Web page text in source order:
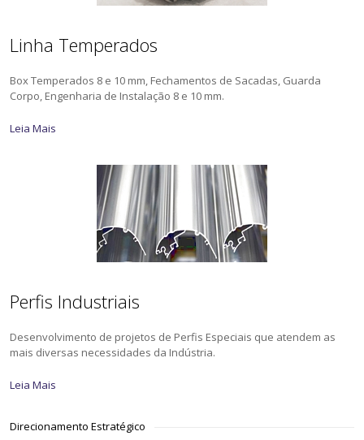
Linha Temperados
Box Temperados 8 e 10 mm, Fechamentos de Sacadas, Guarda
Corpo, Engenharia de Instalação 8 e 10 mm.
Leia Mais
Perfis Industriais
Desenvolvimento de projetos de Perfis Especiais que atendem as
mais diversas necessidades da Indústria.
Leia Mais
Direcionamento Estratégico